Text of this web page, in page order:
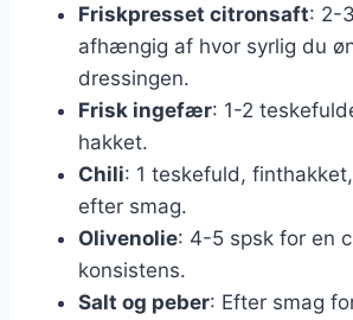
Friskpresset citronsaft: 2-
afhængig af hvor syrlig du
dressingen.
Frisk ingefær: 1-2
hakket.
Chili: 1 teskefuld,
efter smag.
Olivenolie: 4-5 spsk for en
konsistens.
Salt og peber: Efter smag